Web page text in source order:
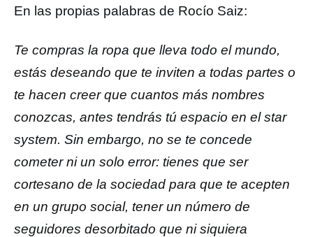
En las propias palabras de Rocío Saiz:
Te compras la ropa que lleva todo el mundo,
estás deseando que te inviten a todas partes o
te hacen creer que cuantos más nombres
conozcas, antes tendrás tú espacio en el star
system. Sin embargo, no se te concede
cometer ni un solo error: tienes que ser
cortesano de la sociedad para que te acepten
en un grupo social, tener un número de
seguidores desorbitado que ni siquiera